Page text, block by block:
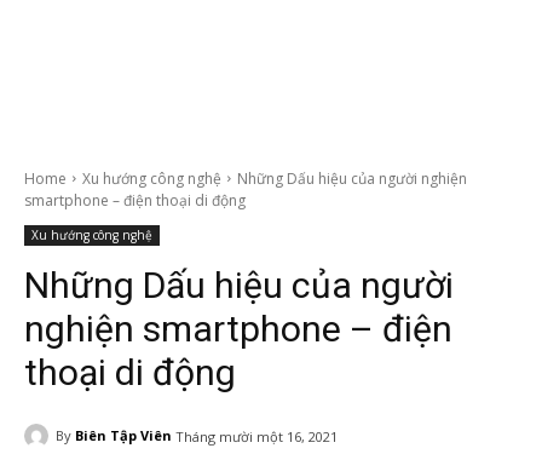
Home Xu hướng công nghệ
Những Dấu hiệu của người nghiện
smartphone – điện thoại di động
Xu hướng công nghệ
Những Dấu hiệu của người
nghiện smartphone – điện
thoại di động
By Biên Tập Viên Tháng mười một 16, 2021